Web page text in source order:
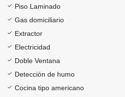
Piso Laminado
Gas domiciliario
Extractor
Electricidad
Doble Ventana
Detección de humo
Cocina tipo americano